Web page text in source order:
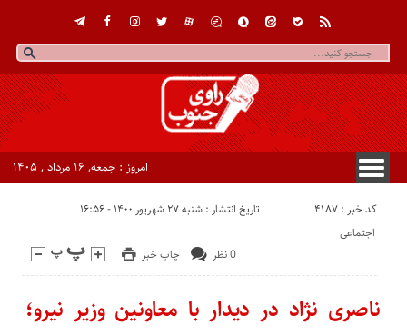
امروز : جمعه, ۱۶ مرداد , ۱۴۰۵
کد خبر : 4187 تاریخ انتشار : شنبه ۲۷ شهریور ۱۴۰۰ - ۱۶:۵۶
چاپ خبر 0 نظر
اجتماعی
ناصری نژاد در دیدار با معاونین وزیر نیرو؛